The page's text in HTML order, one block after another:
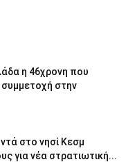
η 46χρονη που
συμμετοχή στην
στο νησί Κεσμ
για νέα στρατιωτική...